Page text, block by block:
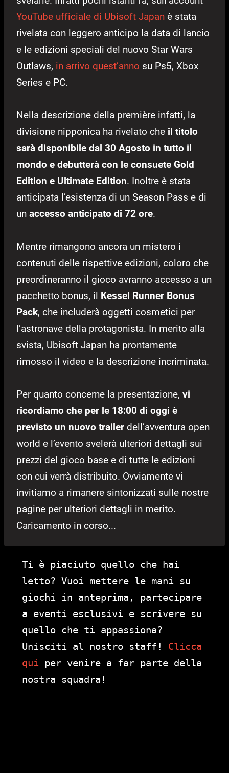
YouTube ufficiale di Ubisoft Japan è stata
rivelata con leggero anticipo la data di lancio
e le edizioni speciali del nuovo Star Wars
Outlaws, in arrivo quest’anno su Ps5, Xbox
Series e PC.
Nella descrizione della première infatti, la
divisione nipponica ha rivelato che il titolo
sarà disponibile dal 30 Agosto in tutto il
mondo e debutterà con le consuete Gold
Edition e Ultimate Edition. Inoltre è stata
anticipata l’esistenza di un Season Pass e di
un accesso anticipato di 72 ore.
Mentre rimangono ancora un mistero i
contenuti delle rispettive edizioni, coloro che
preordineranno il gioco avranno accesso a un
pacchetto bonus, il Kessel Runner Bonus
Pack, che includerà oggetti cosmetici per
l’astronave della protagonista. In merito alla
svista, Ubisoft Japan ha prontamente
rimosso il video e la descrizione incriminata.
Per quanto concerne la presentazione, vi
ricordiamo che per le 18:00 di oggi è
previsto un nuovo trailer dell’avventura open
world e l’evento svelerà ulteriori dettagli sui
prezzi del gioco base e di tutte le edizioni
con cui verrà distribuito. Ovviamente vi
invitiamo a rimanere sintonizzati sulle nostre
pagine per ulteriori dettagli in merito.
Caricamento in corso...
Ti è piaciuto quello che hai
letto? Vuoi mettere le mani su
giochi in anteprima, partecipare
a eventi esclusivi e scrivere su
quello che ti appassiona?
Unisciti al nostro staff! Clicca
qui per venire a far parte della
nostra squadra!